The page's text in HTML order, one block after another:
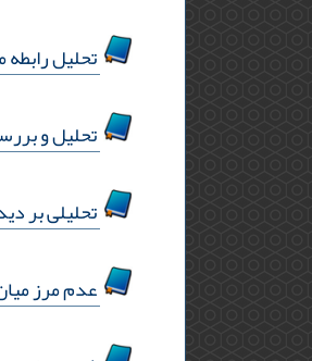
تحلیل
تحلیل و
تحلیلی بر
عدم مرز